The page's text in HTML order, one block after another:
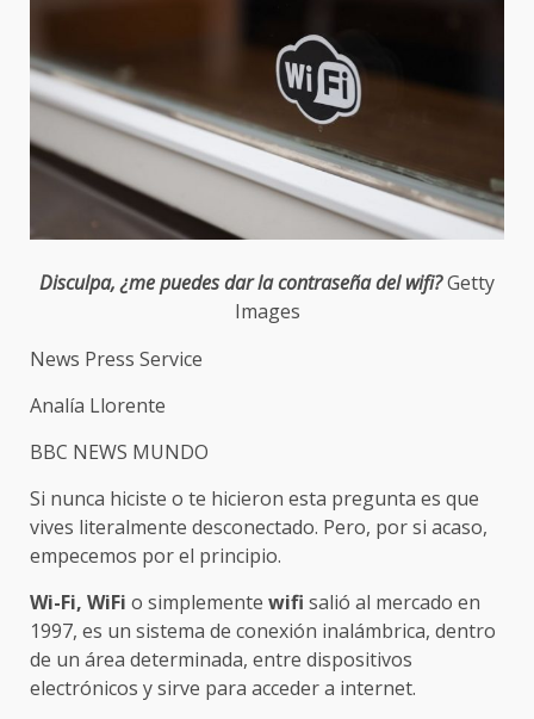
Disculpa, ¿me puedes dar la contraseña del wifi?Getty
Images
News Press Service
Analía Llorente
BBC NEWS MUNDO
Si nunca hiciste o te hicieron esta pregunta es que
vives literalmente desconectado. Pero, por si acaso,
empecemos por el principio.
Wi-Fi, WiFi o simplemente wifi salió al mercado en
1997, es un sistema de conexión inalámbrica, dentro
de un área determinada, entre dispositivos
electrónicos y sirve para acceder a internet.